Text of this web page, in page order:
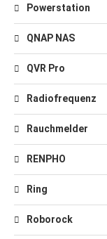
Powerstation
QNAP NAS
QVR Pro
Radiofrequenz
Rauchmelder
RENPHO
Ring
Roborock